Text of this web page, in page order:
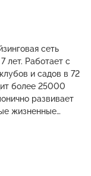
сеть
лет. Работает с
и садов в 72
более 25000
жизненные
ребенка к
любят учиться,